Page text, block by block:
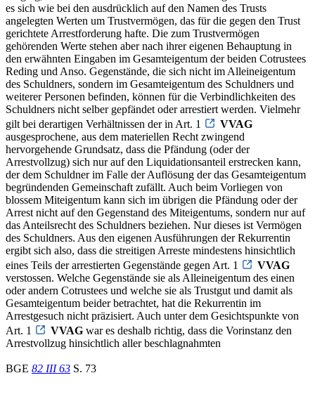
es sich wie bei den ausdrücklich auf den Namen des Trusts
angelegten Werten um Trustvermögen, das für die gegen den Trust
gerichtete Arrestforderung hafte. Die zum Trustvermögen
gehörenden Werte stehen aber nach ihrer eigenen Behauptung in
den erwähnten Eingaben im Gesamteigentum der beiden Cotrustees
Reding und Anso. Gegenstände, die sich nicht im Alleineigentum
des Schuldners, sondern im Gesamteigentum des Schuldners und
weiterer Personen befinden, können für die Verbindlichkeiten des
Schuldners nicht selber gepfändet oder arrestiert werden. Vielmehr
gilt bei derartigen Verhältnissen der in Art. 1
VVAG
ausgesprochene, aus dem materiellen Recht zwingend
hervorgehende Grundsatz, dass die Pfändung (oder der
Arrestvollzug) sich nur auf den Liquidationsanteil erstrecken kann,
der dem Schuldner im Falle der Auflösung der das Gesamteigentum
begründenden Gemeinschaft zufällt. Auch beim Vorliegen von
blossem Miteigentum kann sich im übrigen die Pfändung oder der
Arrest nicht auf den Gegenstand des Miteigentums, sondern nur auf
das Anteilsrecht des Schuldners beziehen. Nur dieses ist Vermögen
des Schuldners. Aus den eigenen Ausführungen der Rekurrentin
ergibt sich also, dass die streitigen Arreste mindestens hinsichtlich
eines Teils der arrestierten Gegenstände gegen Art. 1
VVAG
verstossen. Welche Gegenstände sie als Alleineigentum des einen
oder andern Cotrustees und welche sie als Trustgut und damit als
Gesamteigentum beider betrachtet, hat die Rekurrentin im
Arrestgesuch nicht präzisiert. Auch unter dem Gesichtspunkte von
Art. 1
VVAG war es deshalb richtig, dass die Vorinstanz den
Arrestvollzug hinsichtlich aller beschlagnahmten
BGE 82 III 63 S. 73